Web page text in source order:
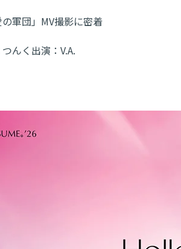
軍団」MV撮影に密着
つんく 出演： V.A.